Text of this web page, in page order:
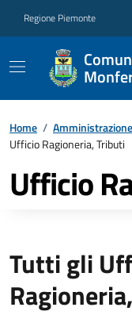
Regione Piemonte
Home / Amministrazione
Ufficio Ragioneria, Tributi
Ufficio
Tutti gli